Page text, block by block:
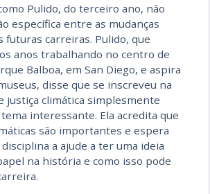
Pulido, do terceiro ano, não
específica entre as mudanças
futuras carreiras. Pulido, que
anos trabalhando no centro de
Balboa, em San Diego, e aspira
disse que se inscreveu na
justiça climática simplesmente
interessante. Ela acredita que
são importantes e espera
a ajude a ter uma ideia
na história e como isso pode